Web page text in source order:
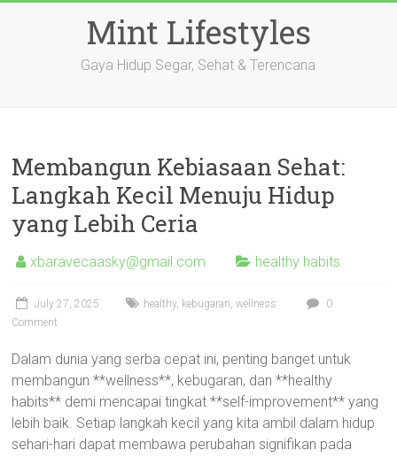
Mint Lifestyles
Gaya Hidup Segar, Sehat & Terencana
Membangun Kebiasaan Sehat:
Langkah Kecil Menuju Hidup
yang Lebih Ceria
xbaravecaasky@gmail.com healthy habits
July 27, 2025 healthy, kebugaran,wellness
0
Comment
Dalam dunia yang serba cepat ini, penting banget untuk
membangun **wellness**, kebugaran, dan **healthy
habits** demi mencapai tingkat **self-improvement** yang
lebih baik. Setiap langkah kecil yang kita ambil dalam hidup
sehari-hari dapat membawa perubahan signifikan pada